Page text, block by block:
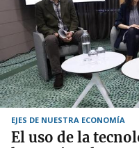
EJES DE NUESTRA ECONOMÍA
El uso de la